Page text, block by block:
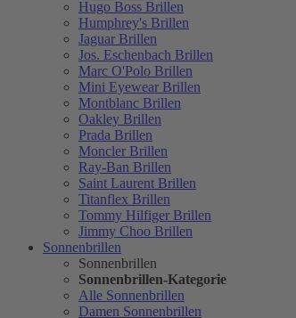
Hugo Boss Brillen
Humphrey's Brillen
Jaguar Brillen
Jos. Eschenbach Brillen
Marc O'Polo Brillen
Mini Eyewear Brillen
Montblanc Brillen
Oakley Brillen
Prada Brillen
Moncler Brillen
Ray-Ban Brillen
Saint Laurent Brillen
Titanflex Brillen
Tommy Hilfiger Brillen
Jimmy Choo Brillen
Sonnenbrillen
Sonnenbrillen
Sonnenbrillen-Kategorie
Alle Sonnenbrillen
Damen Sonnenbrillen